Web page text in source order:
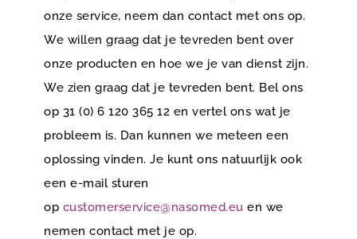
onze service, neem dan contact met ons op.
We willen graag dat je tevreden bent over
onze producten en hoe we je van dienst zijn.
We zien graag dat je tevreden bent. Bel ons
op 31 (0) 6 120 365 12 en vertel ons wat je
probleem is. Dan kunnen we meteen een
oplossing vinden. Je kunt ons natuurlijk ook
een e-mail sturen
op customerservice@nasomed.eu en we
nemen contact met je op.